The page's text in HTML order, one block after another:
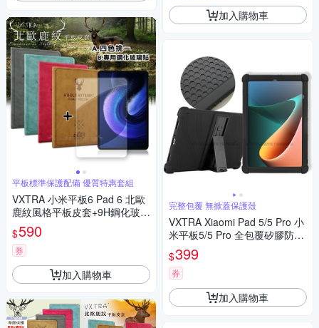
平板標準保護配備 優質特惠套組
VXTRA 小米平板6 Pad 6 北歐
鹿紋風格平板皮套+9H鋼化玻璃
貼(合購價)
$590
券
加入購物車
加入購物車
完整包覆 無掀蓋保護殼
VXTRA Xiaomi Pad 5/5 Pro 小
米平板5/5 Pro 全包覆矽膠防摔
支架軟套 保護套(黑)
$399
券
加入購物車